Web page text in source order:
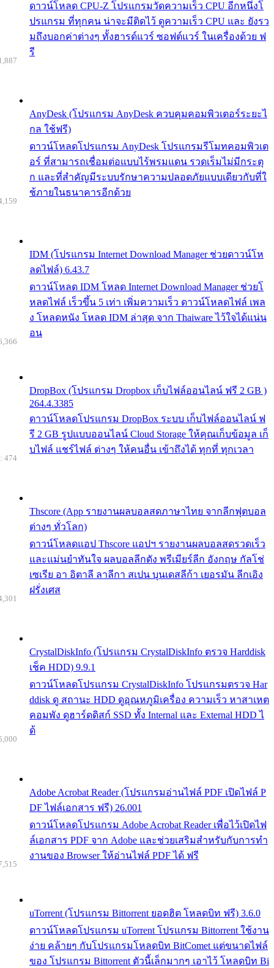
ดาวน์โหลด CPU-Z โปรแกรมวัดความเร็ว CPU อีกหนึ่งโ
ปรแกรม ที่ทุกคน น่าจะมีติดไว้ ดูความเร็ว CPU และ ยังรว
มถึงบอกค่าต่างๆ ทั้งฮารด์แวร์ ซอฟต์แวร์ ในเครื่องด้วย ฟ
รี
AnyDesk (โปรแกรม AnyDesk ควบคุมคอมพิวเตอร์ระยะไ
กล ใช้ฟรี)
ดาวน์โหลดโปรแกรม AnyDesk โปรแกรมรีโมทคอมพิวเต
อร์ ที่สามารถเชื่อมต่อแบบไร้พรมแดน รวดเร็มไม่มีกระตุ
ก และที่สำคัญมีระบบรักษาความปลอดภัยแบบเดียวกับที่ใ
ช้ภายในธนาคารอีกด้วย
IDM (โปรแกรม Internet Download Manager ช่วยดาวน์โห
ลดไฟล์) 6.43.7
ดาวน์โหลด IDM โหลด Internet Download Manager ช่วยโ
หลดไฟล์ เร็วขึ้น 5 เท่า เพิ่มความเร็ว ดาวน์โหลดไฟล์ เพล
ง โหลดหนัง โหลด IDM ล่าสุด จาก Thaiware ไว้ใจได้แน่น
อน
DropBox (โปรแกรม Dropbox เก็บไฟล์ออนไลน์ ฟรี 2 GB )
264.4.3385
ดาวน์โหลดโปรแกรม DropBox ระบบ เก็บไฟล์ออนไลน์ ฟ
รี 2 GB รูปแบบออนไลน์ Cloud Storage ให้คุณเก็บข้อมูล เก็
บไฟล์ แชร์ไฟล์ ต่างๆ ให้คนอื่น เข้าถึงได้ ทุกที่ ทุกเวลา
Thscore (App รายงานผลบอลสดภาษาไทย จากลีกฟุตบอล
ต่างๆ ทั่วโลก)
ดาวน์โหลดแอป Thscore แอปฯ รายงานผลบอลสดรวดเร็ว
และแม่นยำทันใจ ผลบอลลีกดัง พรีเมียร์ลีก อังกฤษ กัลโช่
เซเรีย อา อิตาลี ลาลีกา สเปน บุนเดสลีก้า เยอรมัน ลีกเอิง
ฝรั่งเศส
474
CrystalDiskInfo (โปรแกรม CrystalDiskInfo ตรวจ Harddisk
เช็ค HDD) 9.9.1
ดาวน์โหลดโปรแกรม CrystalDiskInfo โปรแกรมตรวจ Har
ddisk ดู สถานะ HDD ดูอุณหภูมิเครื่อง ความเร็ว หาสาเหต
คอมพัง ดูฮาร์ดดิสก์ SSD ทั้ง Internal และ External HDD ไ
ด้
Adobe Acrobat Reader (โปรแกรมอ่านไฟล์ PDF เปิดไฟล์ P
DF ไฟล์เอกสาร ฟรี) 26.001
ดาวน์โหลดโปรแกรม Adobe Acrobat Reader เพื่อไว้เปิดไฟ
ล์เอกสาร PDF จาก Adobe และช่วยเสริมสำหรับกับการทำ
งานของ Browser ให้อ่านไฟล์ PDF ได้ ฟรี
uTorrent (โปรแกรม Bittorrent ยอดฮิต โหลดบิท ฟรี) 3.6.0
ดาวน์โหลดโปรแกรม uTorrent โปรแกรม Bittorrent ใช้งาน
ง่าย คล้ายๆ กับโปรแกรมโหลดบิท BitComet แต่ขนาดไฟล์
ของ โปรแกรม Bittorrent ตัวนี้เล็กมากๆ เอาไว้ โหลดบิท Bi